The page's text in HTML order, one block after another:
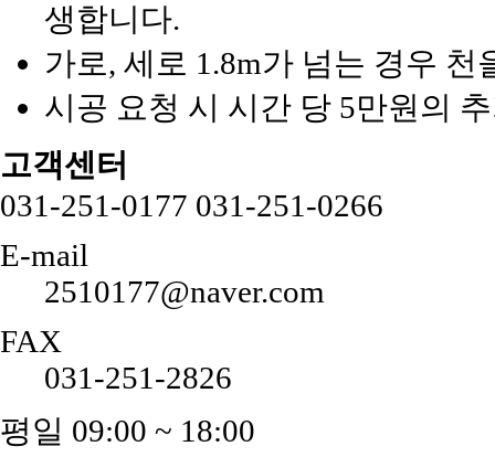
생합니다.
가로, 세로 1.8m가 넘는 경우
시공 요청 시 시간 당 5만원의
고객센터
031-251-0177 031-251-0266
E-mail
2510177@naver.com
FAX
031-251-2826
평일 09:00 ~ 18:00